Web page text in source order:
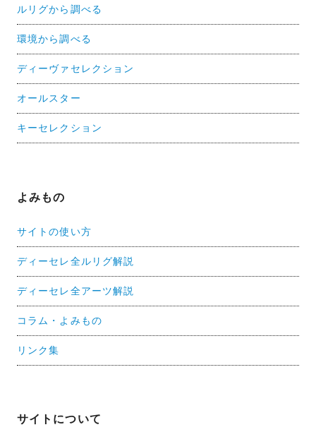
ルリグから調べる
環境から調べる
ディーヴァセレクション
オールスター
キーセレクション
よみもの
サイトの使い方
ディーセレ全ルリグ解説
ディーセレ全アーツ解説
コラム・よみもの
リンク集
サイトについて